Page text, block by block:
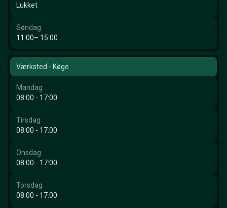
Lukket
Søndag
11:00– 15:00
Værksted - Køge
Mandag
08:00 - 17:00
Tirsdag
08:00 - 17:00
Onsdag
08:00 - 17:00
Torsdag
08:00 - 17:00